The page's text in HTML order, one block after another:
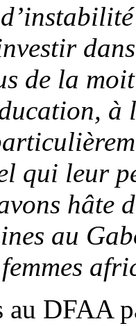
de la
à
qui leur
hâte
au
DFAA